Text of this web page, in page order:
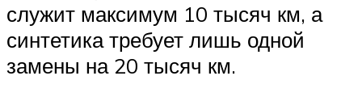
служит максимум 10 тысяч км, а
синтетика требует лишь одной
замены на 20 тысяч км.